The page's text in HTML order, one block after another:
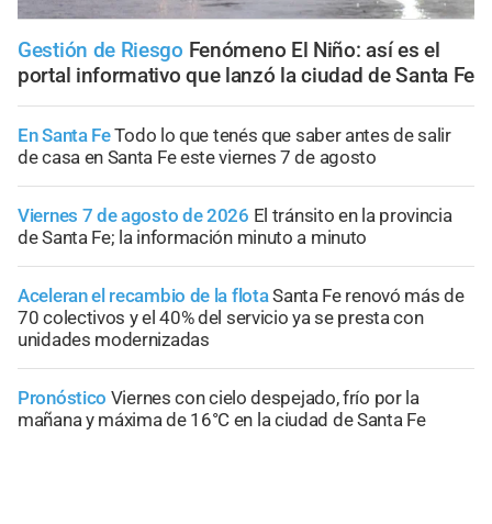
Gestión de Riesgo Fenómeno El Niño: así es el
portal informativo que lanzó la ciudad de Santa Fe
En Santa FeTodo lo que tenés que saber antes de salir
de casa en Santa Fe este viernes 7 de agosto
Viernes 7 de agosto de 2026 El tránsito en la provincia
de Santa Fe; la información minuto a minuto
Aceleran el recambio de la flotaSanta Fe renovó más de
70 colectivos y el 40% del servicio ya se presta con
unidades modernizadas
Pronóstico Viernes con cielo despejado, frío por la
mañana y máxima de 16°C en la ciudad de Santa Fe